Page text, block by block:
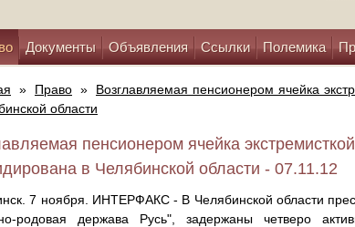
Документы Объявления Ссылки Полемика
» Право »
Возглавляемая пенсионером ячейка
области
пенсионером ячейка
в Челябинской области - 07.11.12
7 ноября. ИНТЕРФАКС - В Челябинской области
родовая держава Русь", задержаны четверо